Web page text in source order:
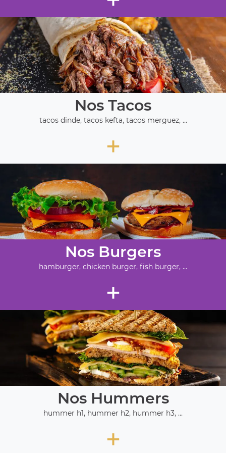
Nos Tacos
tacos dinde, tacos kefta, tacos merguez, ...
+
Nos Burgers
hamburger, chicken burger, fish burger, ...
+
Nos Hummers
hummer h1, hummer h2, hummer h3, ...
+